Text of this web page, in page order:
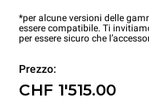
*per alcune versioni delle
essere compatibile. Ti
per essere sicuro che
Prezzo:
CHF 1'515.00